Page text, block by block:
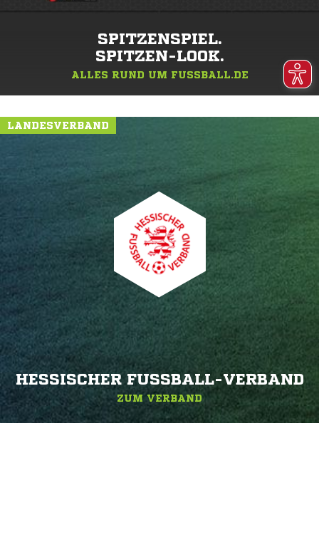
SPITZENSPIEL.
SPITZEN-LOOK.
ALLES RUND UM FUSSBALL.DE
LANDESVERBAND
HESSISCHER FUSSBALL-VERBAND
ZUM VERBAND